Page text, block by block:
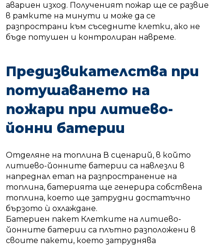
авариен изход. Полученият пожар ще се развие
в рамките на минути и може да се
разпространи към съседните клетки, ако не
бъде потушен и контролиран навреме.
Предизвикателства при
потушаването на
пожари при литиево-
йонни батерии
Отделяне на топлина В сценарий, в който
литиево-йонните батерии са навлезли в
напреднал етап на разпространение на
топлина, батерията ще генерира собствена
топлина, което ще затрудни достатъчно
бързото ѝ охлаждане.
Батериен пакет Клетките на литиево-
йонните батерии са плътно разположени в
своите пакети, което затруднява